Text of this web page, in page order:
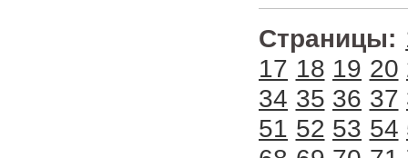
Страницы:
17 18 19 20
34 35 36 37
51 52 53 54